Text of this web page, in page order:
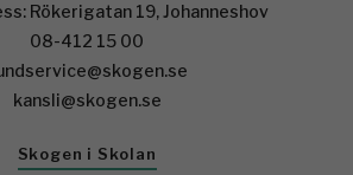
Rökerigatan 19, Johanneshov
08-412 15 00
kansli@skogen.se
Skogen i Skolan